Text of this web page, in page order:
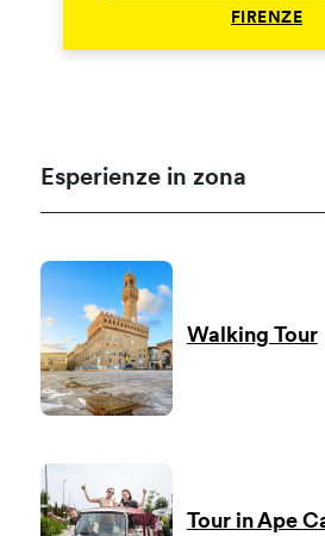
FIRENZE
Esperienze in zona
Walking Tour
Tour in Ape